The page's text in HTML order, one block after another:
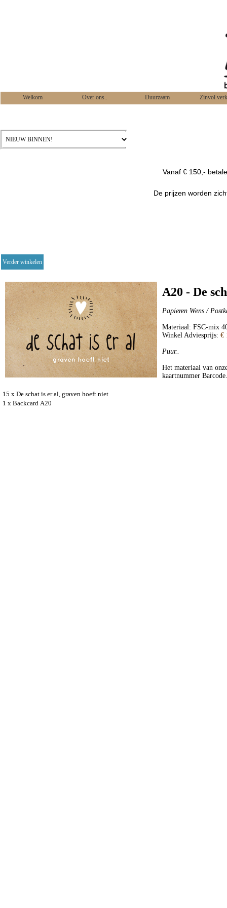
Welkom Over ons.. Duurzaam Zinvol
Vanaf € 150,-
De prijzen worden
Verder winkelen
A20 - De
Papieren Wens /
Materiaal: FSC-mix
Winkel Adviesprijs: €
Puur..
Het materiaal van
kaartnummer
15 x De schat is er al, graven hoeft niet
1 x Backcard A20